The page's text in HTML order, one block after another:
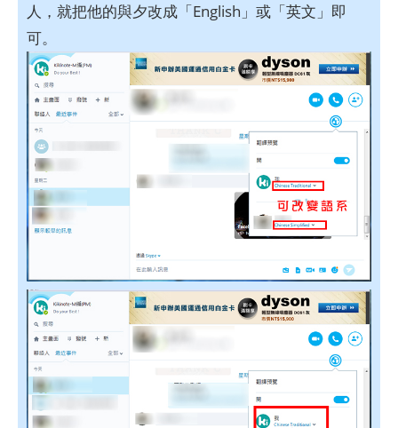
人，就把他的與夕改成「English」或「英文」即
可。